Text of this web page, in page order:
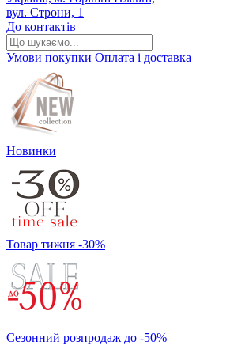
вул. Строни, 1
До контактів
Умови покупки Оплата і доставка
Новинки
Товар тижня -30%
Сезонний розпродаж до -50%